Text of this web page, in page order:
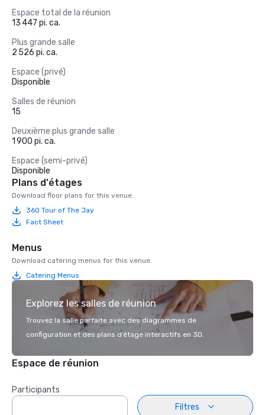
Espace total de la réunion
13 447 pi. ca.
Plus grande salle
2 526 pi. ca.
Espace (privé)
Disponible
Salles de réunion
15
Deuxième plus grande salle
1 900 pi. ca.
Espace (semi-privé)
Disponible
Plans d'étages
Download floor plans for this venue.
360 Tour of The Jay
Fact Sheet
Menus
Download catering menus for this venue.
Catering Menus
Explorez les salles de réunion
Trouvez la salle parfaite avec des diagrammes de
configuration et des plans d’étage interactifs en 3D.
Espace de réunion
Participants
Filtres